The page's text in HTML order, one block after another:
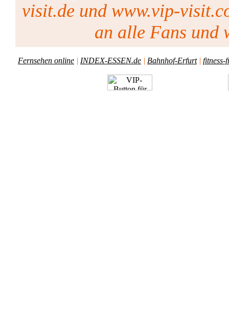
visit.de und www.vip-
an alle Fans und
Fernsehen online | INDEX-ESSEN.de | Bahnhof-Erfurt| fitness-